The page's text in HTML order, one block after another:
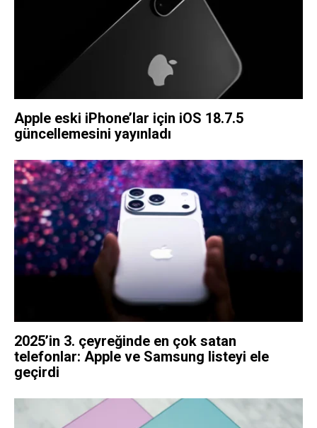
Apple eski iPhone’lar için iOS 18.7.5
güncellemesini yayınladı
2025’in 3. çeyreğinde en çok satan
telefonlar: Apple ve Samsung listeyi ele
geçirdi